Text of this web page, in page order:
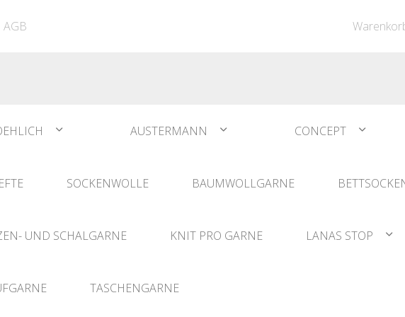
AGB
AUSTERMANN CONCEPT
SOCKENWOLLE BAUMWOLLGARNE
UND SCHALGARNE KNIT PRO GARNE LANAS STOP
TASCHENGARNE